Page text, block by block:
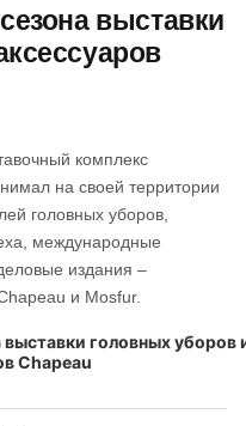
выставки
комплекс
на своей территории
головных уборов,
международные
издания –
и Mosfur.